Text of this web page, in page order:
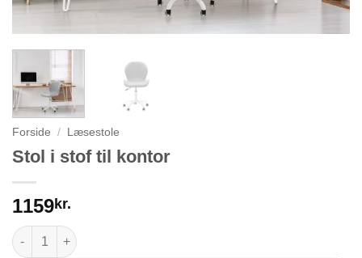
Forside / Læsestole
Stol i stof til kontor
1159kr.
Stol i stof til kontor antal